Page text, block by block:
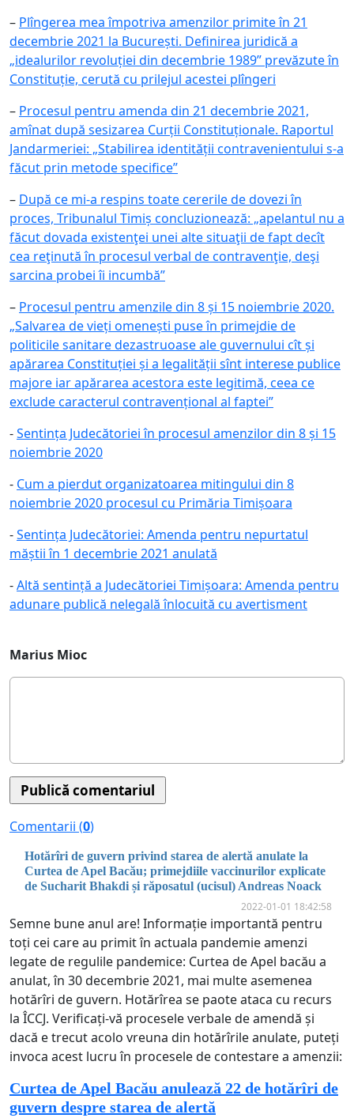
– Plîngerea mea împotriva amenzilor primite în 21
decembrie 2021 la București. Definirea juridică a
„idealurilor revoluției din decembrie 1989” prevăzute în
Constituție, cerută cu prilejul acestei plîngeri
– Procesul pentru amenda din 21 decembrie 2021,
amînat după sesizarea Curții Constituționale. Raportul
Jandarmeriei: „Stabilirea identității contravenientului s-a
făcut prin metode specifice”
– După ce mi-a respins toate cererile de dovezi în
proces, Tribunalul Timiș concluzionează: „apelantul nu a
făcut dovada existenţei unei alte situaţii de fapt decît
cea reţinută în procesul verbal de contravenţie, deşi
sarcina probei îi incumbă”
– Procesul pentru amenzile din 8 și 15 noiembrie 2020.
„Salvarea de vieți omenești puse în primejdie de
politicile sanitare dezastruoase ale guvernului cît și
apărarea Constituției și a legalității sînt interese publice
majore iar apărarea acestora este legitimă, ceea ce
exclude caracterul contravențional al faptei”
-Sentința Judecătoriei în procesul amenzilor din 8 și 15
noiembrie 2020
- Cum a pierdut organizatoarea mitingului din 8
noiembrie 2020 procesul cu Primăria Timișoara
-Sentința Judecătoriei: Amenda pentru nepurtatul
măștii în 1 decembrie 2021 anulată
-Altă sentință a Judecătoriei Timișoara: Amenda pentru
adunare publică nelegală înlocuită cu avertisment
Marius Mioc
Comentarii (0)
Hotărîri de guvern privind starea de alertă anulate la
Curtea de Apel Bacău; primejdiile vaccinurilor explicate
de Sucharit Bhakdi și răposatul (ucisul) Andreas Noack
2022-01-01 18:42:58
Semne bune anul are! Informație importantă pentru
toți cei care au primit în actuala pandemie amenzi
legate de regulile pandemice: Curtea de Apel bacău a
anulat, în 30 decembrie 2021, mai multe asemenea
hotărîri de guvern. Hotărîrea se paote ataca cu recurs
la ÎCCJ. Verificați-vă procesele verbale de amendă și
dacă e trecut acolo vreuna din hotărîrile anulate, puteți
invoca acest lucru în procesele de contestare a amenzii:
Curtea de Apel Bacău anulează 22 de hotărîri de
guvern despre starea de alertă